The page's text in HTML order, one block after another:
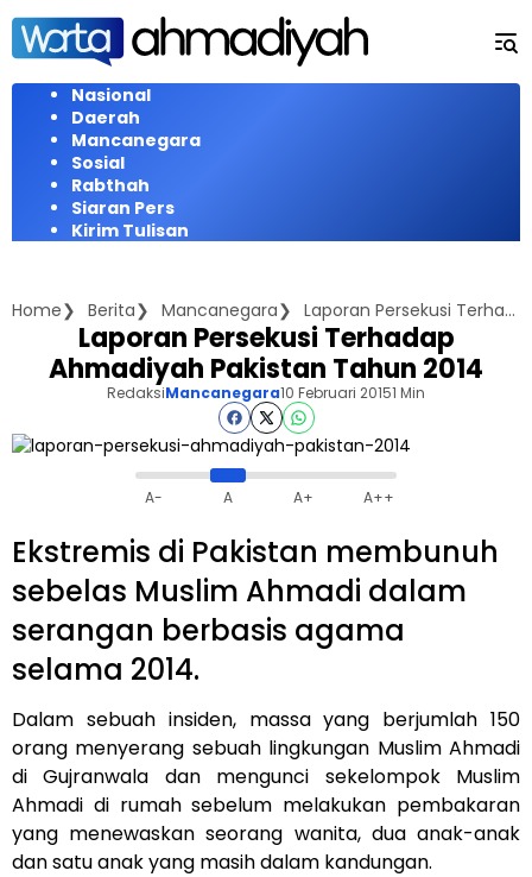
Langsung
konten
Nasional
Daerah
Mancanegara
Sosial
Rabthah
Siaran Pers
Kirim Tulisan
Home Berita Mancanegara Laporan Persekusi Terhadap Ahmadiyah Pakistan Tahun 2014
Laporan Persekusi Terhadap
Ahmadiyah Pakistan Tahun 2014
RedaksiMancanegara10 Februari 20151 Min
A- A A+ A++
Ekstremis di Pakistan membunuh
sebelas Muslim Ahmadi dalam
serangan berbasis agama
selama 2014.
Dalam sebuah insiden, massa yang berjumlah 150
orang menyerang sebuah lingkungan Muslim Ahmadi
di Gujranwala dan mengunci sekelompok Muslim
Ahmadi di rumah sebelum melakukan pembakaran
yang menewaskan seorang wanita, dua anak-anak
dan satu anak yang masih dalam kandungan.